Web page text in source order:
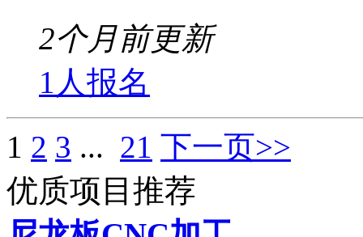
2个月前更新
1人报名
1 2 3 ... 21 下一页>>
优质项目推荐